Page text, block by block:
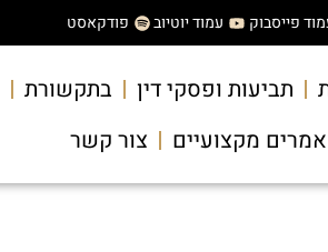
פייסבוק עמוד יוטיוב פודקאסט
תביעות ופסקי דין בתקשורת
מקצועיים
צור קשר